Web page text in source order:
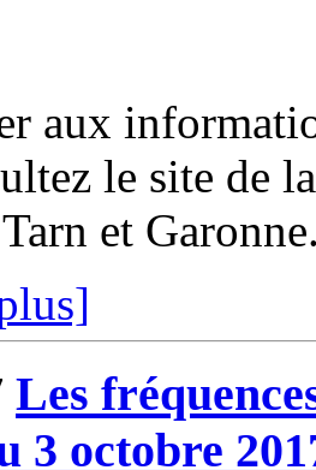
aux
le site de
et
Les
3 octobre